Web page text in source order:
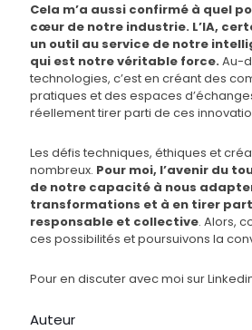
Cela m’a aussi confirmé à quel
cœur de notre industrie. L’IA,
un outil au service de notre
qui est notre véritable force.Au-
technologies, c’est en créant des
pratiques et des espaces
réellement tirer parti de ces
Les défis techniques, éthiques et
nombreux. Pour moi, l’avenir du
de notre capacité à nous
transformations et à en tirer
responsable et collective. Alors,
ces possibilités et poursuivons la
Pour en discuter avec moi sur
Auteur